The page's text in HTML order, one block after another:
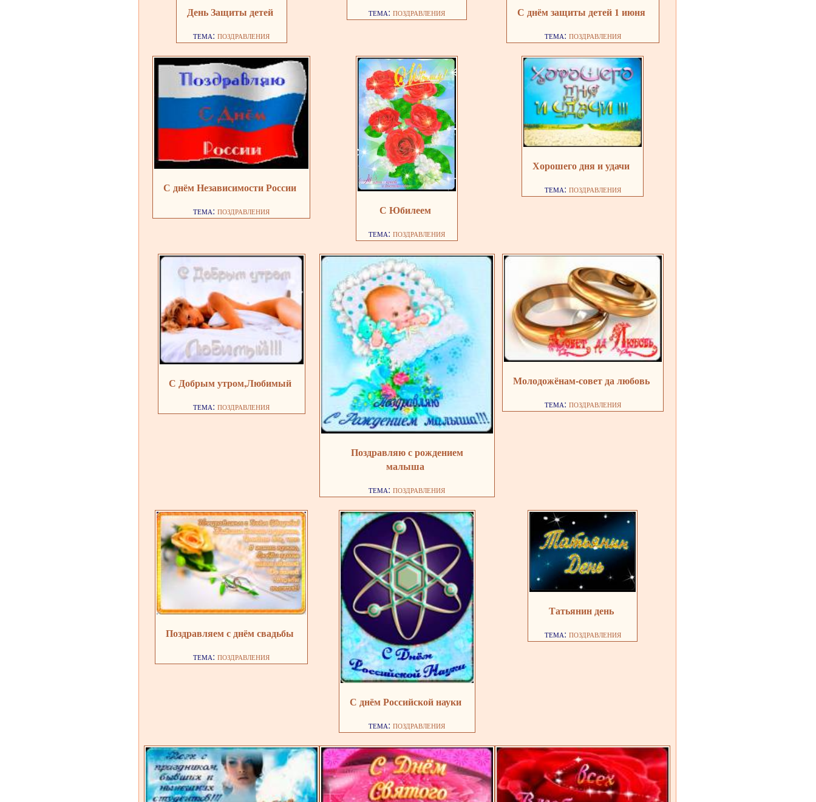
День Защиты детей
тема: поздравления
тема: поздравления С днём защиты детей 1 июня
тема: поздравления
С днём Независимости России
тема: поздравления С Юбилеем
тема: поздравления
Хорошего дня и удачи
тема: поздравления
С Добрым утром,Любимый
тема: поздравления
Поздравляю с рождением
малыша
тема: поздравления
Молодожёнам-совет да любовь
тема: поздравления
Поздравляем с днём свадьбы
тема: поздравления
С днём Российской науки
тема: поздравления
Татьянин день
тема: поздравления